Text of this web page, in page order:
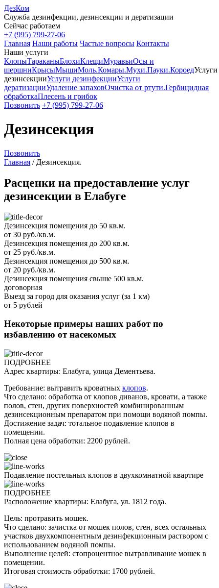
ДезКом
Служба дезинфекции, дезинсекции и дератизации
Сейчас работаем
+7 (995) 799-27-06
Главная Наши работы Частые вопросы Контакты
Наши услуги
КлопыТараканыБлохиКлещиМуравьиОсы и
шершниКрысыМышиМоль.Комары.Мухи.Пауки.КороедУслуги
дезинсекцииУслуги дезинфекцииУслуги
дератизацииУдаление запаховОчистка от ртути.Гербицидная
обработкаПлесень и грибок
Позвонить +7 (995) 799-27-06
Дезинсекция
Позвонить
Главная / Дезинсекция.
Расценки на предоставление услуг
дезинсекции в Елабуге
Дезинсекция помещения до 50 кв.м.
от 30 руб./кв.м.
Дезинсекция помещения до 200 кв.м.
от 25 руб./кв.м.
Дезинсекция помещения до 500 кв.м.
от 20 руб./кв.м.
Дезинсекция помещения свыше 500 кв.м.
договорная
Выезд за город для оказания услуг (за 1 км)
от 5 рублей
Некоторые примеры наших работ по
избавлению от насекомых
ПОДРОБНЕЕ
Адрес квартиры: Елабуга, улица Дементьева.
Требование: вытравить кроватных клопов.
Что сделано: обработка от клопов диванов, кровати, а также
полов, стен, других поверхностей комбинированным
дезинсекционным препаратом при помощи водяной помпы.
Достижение задач: тотальное подавление клопов в
помещении.
Полная цена обработки: 2200 рублей.
Подавление постельных клопов в двухкомнатной квартире
ПОДРОБНЕЕ
Расположение квартиры: Елабуга, ул. 1812 года.
Цель: протравить мошек.
Что сделано: зачистка от мошек полов, стен, всех остальных
участков двухкомпонентным дезинфекционным раствором с
использованием водяной помпы.
Выполнение целей: стопроцентное вытравливание мошек в
помещении.
Итоговая стоимость обработки: 1700 рублей.